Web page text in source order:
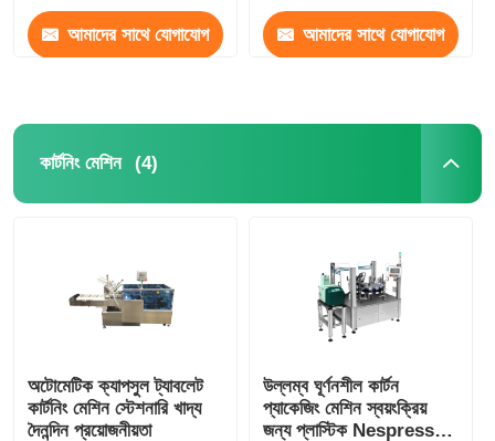
আমাদের সাথে যোগাযোগ আমাদের সাথে যোগাযোগ
কার্টনিং মেশিন (4)
অটোমেটিক ক্যাপসুল ট্যাবলেট
কার্টনিং মেশিন স্টেশনারি খাদ্য
দৈনন্দিন প্রয়োজনীয়তা
উল্লম্ব ঘূর্ণনশীল কার্টন
প্যাকেজিং মেশিন স্বয়ংক্রিয়
জন্য প্লাস্টিক Nespresso